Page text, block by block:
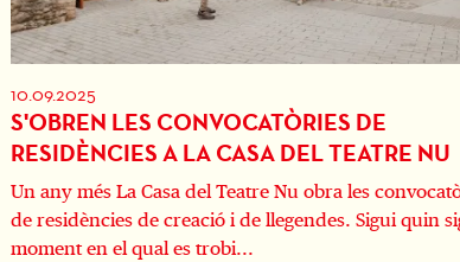
10.09.2025
S'OBREN LES CONVOCATÒRIES DE
RESIDÈNCIES A LA CASA DEL TEATRE NU
Un any més La Casa del Teatre Nu obra les
de residències de creació i de llegendes. Sigui quin
moment en el qual es trobi...